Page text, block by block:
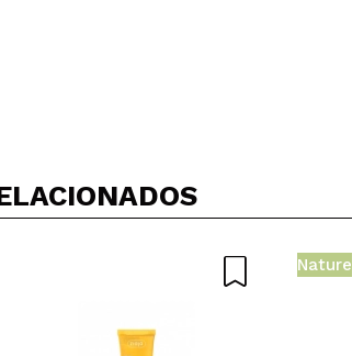
Nature